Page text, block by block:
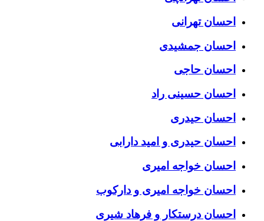
احسان تهرانی
احسان جمشیدی
احسان حاجی
احسان حسینی راد
احسان حیدری
احسان حیدری و امید دارابی
احسان خواجه امیری
احسان خواجه امیری و دارکوب
احسان درستكار و فرهاد شيرى